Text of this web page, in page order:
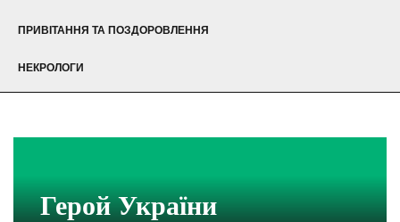
ПРИВІТАННЯ ТА ПОЗДОРОВЛЕННЯ
НЕКРОЛОГИ
Герой України